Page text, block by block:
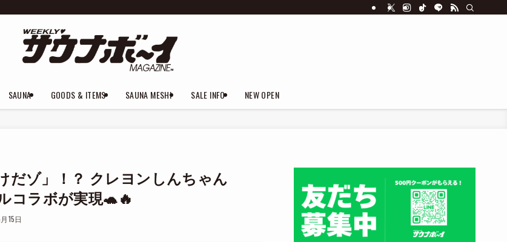
SAUNA GOODS & ITEMS SAUNA MESHI SALE INFO NEW OPEN
だゾ」！？ クレヨンしんちゃん
コラボが実現🐢🔥
15日